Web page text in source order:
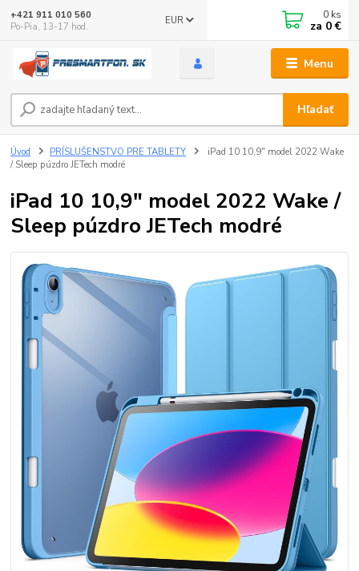
Menu
EUR
Hľadať
+421 911 010 560
Po-Pia, 13-17 hod.
0 ks
za 0 €
Úvod PRÍSLUŠENSTVO PRE TABLETY
iPad 10 10,9" model 2022 Wake
/ Sleep púzdro JETech modré
iPad 10 10,9" model 2022 Wake /
Sleep púzdro JETech modré